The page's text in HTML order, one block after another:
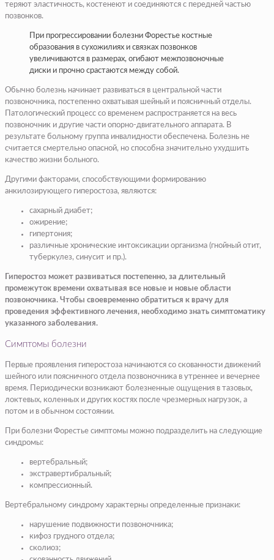
теряют эластичность, костенеют и соединяются с передней частью
позвонков.
При прогрессировании болезни Форестье костные
образования в сухожилиях и связках позвонков
увеличиваются в размерах, огибают межпозвоночные
диски и прочно срастаются между собой.
Обычно болезнь начинает развиваться в центральной части
позвоночника, постепенно охватывая шейный и поясничный отделы.
Патологический процесс со временем распространяется на весь
позвоночник и другие части опорно-двигательного аппарата. В
результате больному группа инвалидности обеспечена. Болезнь не
считается смертельно опасной, но способна значительно ухудшить
качество жизни больного.
Другими факторами, способствующими формированию
анкилозирующего гиперостоза, являются:
сахарный диабет;
ожирение;
гипертония;
различные хронические интоксикации организма (гнойный отит,
туберкулез, синусит и пр.).
Гиперостоз может развиваться постепенно, за длительный
промежуток времени охватывая все новые и новые области
позвоночника. Чтобы своевременно обратиться к врачу для
проведения эффективного лечения, необходимо знать симптоматику
указанного заболевания.
Симптомы болезни
Первые проявления гиперостоза начинаются со скованности движений
шейного или поясничного отдела позвоночника в утреннее и вечернее
время. Периодически возникают болезненные ощущения в тазовых,
локтевых, коленных и других костях после чрезмерных нагрузок, а
потом и в обычном состоянии.
При болезни Форестье симптомы можно подразделить на следующие
синдромы:
вертебральный;
экстравертибральный;
компрессионный.
Вертебральному синдрому характерны определенные признаки:
нарушение подвижности позвоночника;
кифоз грудного отдела;
сколиоз;